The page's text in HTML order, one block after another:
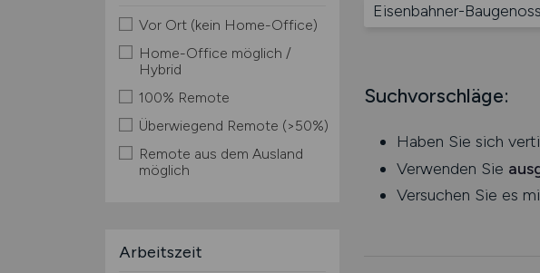
Vor Ort (kein Home-Office)
Home-Office möglich /
Hybrid
100% Remote
Überwiegend Remote (>50%)
Remote aus dem Ausland
möglich
Arbeitszeit
Eisenbahner-
Suchvorschläge:
Haben Sie sich
Verwenden Sie
Versuchen Sie es